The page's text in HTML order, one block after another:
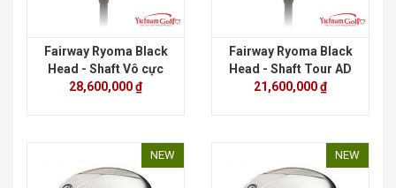
Fairway Ryoma Black
Head - Shaft Vô cực
28,600,000 ₫
Fairway Ryoma Black
Head - Shaft Tour AD
21,600,000 ₫
NEW NEW